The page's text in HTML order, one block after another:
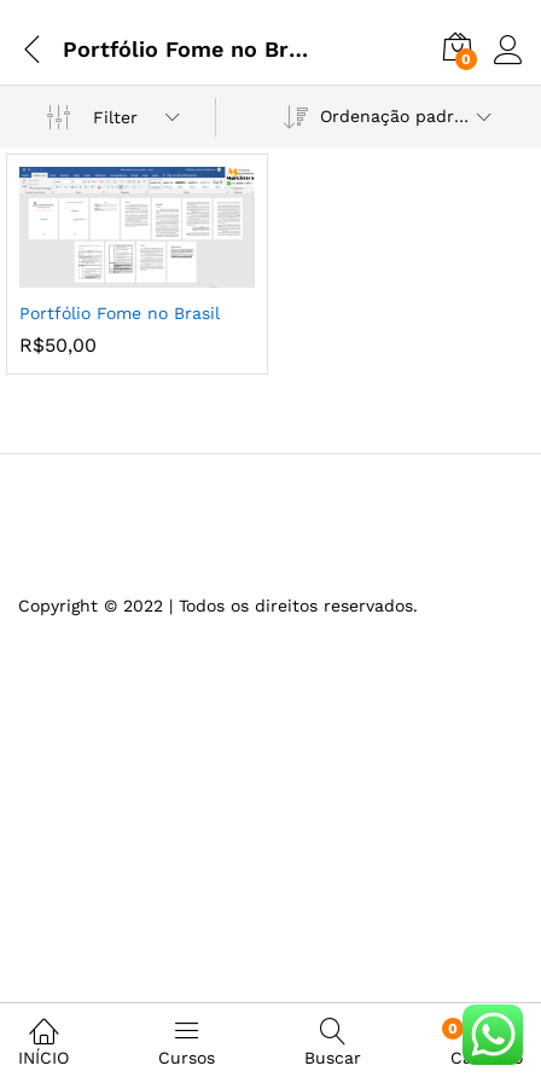
Portfólio Fome no Brasil 0
Filter Ordenação padrão
Portfólio Fome no Brasil
R$50,00
Copyright © 2022 | Todos os direitos reservados.
INÍCIO Cursos Buscar
0
Carrinho